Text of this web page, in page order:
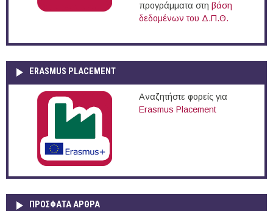
προγράμματα στη βάση
δεδομένων του Δ.Π.Θ.
ERASMUS PLACEMENT
Αναζητήστε φορείς για
Erasmus Placement
ΠΡOΣΦΑΤΑ AΡΘΡΑ